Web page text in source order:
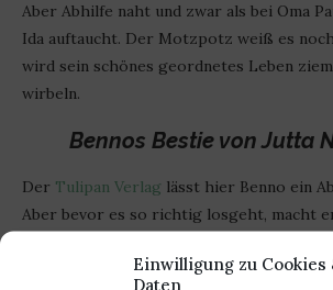
Einwilligung zu Cookies
Daten
Aber Abhilfe naht und zwar als bei Oma
Ida auftaucht. Der Motzpotz weiß es
wird sein schönes geordnetes Leben
wirbeln.
Bennos Bestie von Jutta
Der Tulipan Verlag lässt hier Benno ein
Aber bevor es so richtig losgeht, macht
wegen eines Lollis.